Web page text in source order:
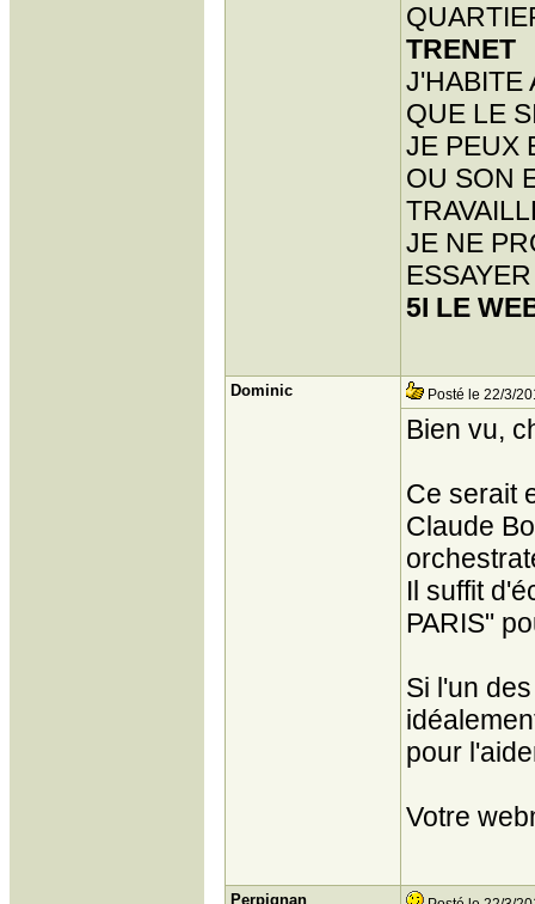
TRENET
J'HABITE
QUE LE
JE PEUX
OU SON
JE NE
ESSAYER
5I LE
Dominic Posté le 22/3/
Bien vu,
Ce serait
Claude
Il suffit
PARIS"
Si l'un
pour
Votre
Perpignan